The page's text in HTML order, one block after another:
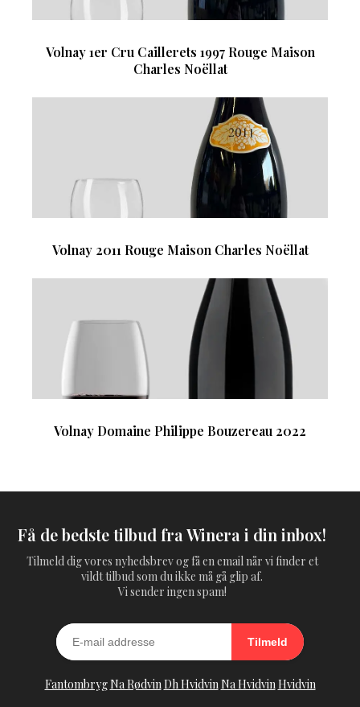
Volnay 1er Cru Caillerets 1997 Rouge Maison
Charles Noëllat
Volnay 2011 Rouge Maison Charles Noëllat
Volnay Domaine Philippe Bouzereau 2022
Få de bedste tilbud fra Winera i din inbox!
Tilmeld dig vores nyhedsbrev og få en email når vi finder et
vildt tilbud som du ikke må gå glip af.
Vi sender ingen spam!
Tilmeld
FantombrygNa RødvinDh HvidvinNa HvidvinHvidvin